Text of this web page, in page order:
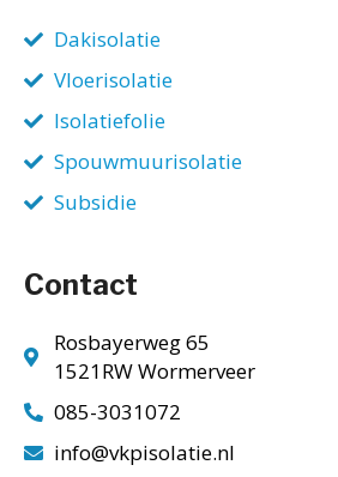
Dakisolatie
Vloerisolatie
Isolatiefolie
Spouwmuurisolatie
Subsidie
Contact
Rosbayerweg 65
1521RW Wormerveer
085-3031072
info@vkpisolatie.nl